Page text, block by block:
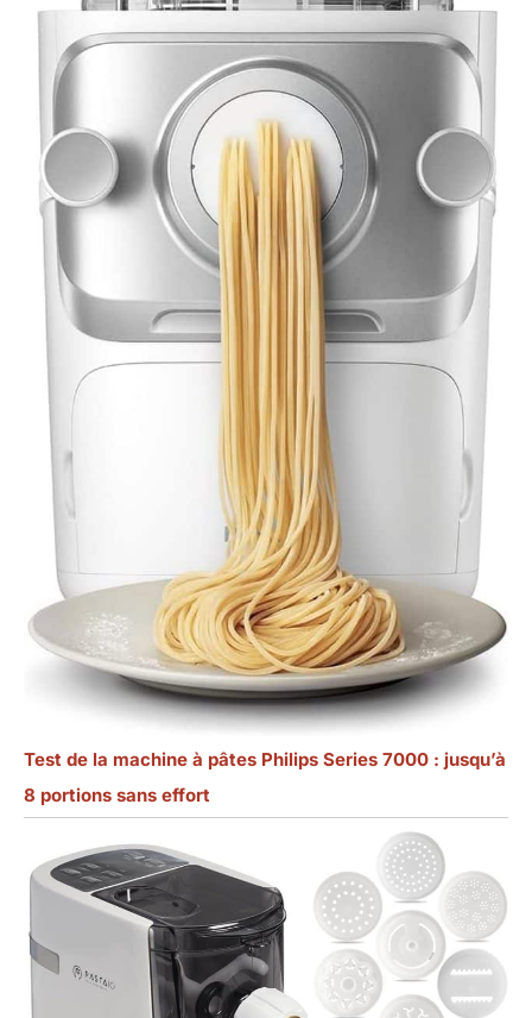
Test de la machine à pâtes Philips Series 7000 : jusqu’à
8 portions sans effort